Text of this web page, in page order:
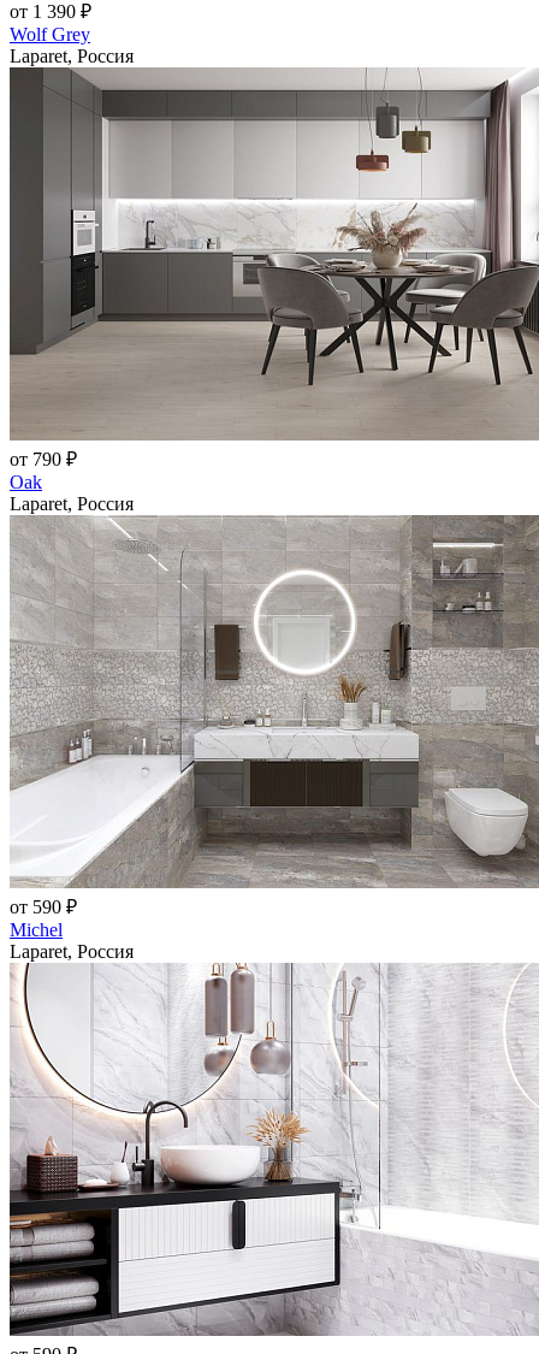
от 1 390 ₽
Wolf Grey
Laparet, Россия
от 790 ₽
Oak
Laparet, Россия
от 590 ₽
Michel
Laparet, Россия